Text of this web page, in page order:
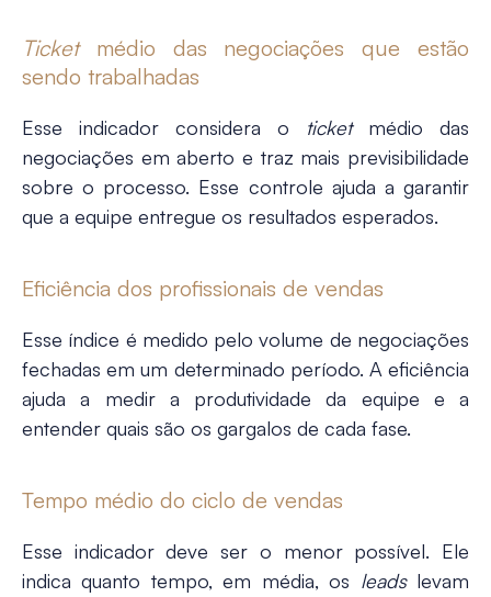
Ticket médio das negociações que estão
sendo trabalhadas
Esse indicador considera o ticket médio das
negociações em aberto e traz mais previsibilidade
sobre o processo. Esse controle ajuda a garantir
que a equipe entregue os resultados esperados.
Eficiência dos profissionais de vendas
Esse índice é medido pelo volume de negociações
fechadas em um determinado período. A eficiência
ajuda a medir a produtividade da equipe e a
entender quais são os gargalos de cada fase.
Tempo médio do ciclo de vendas
Esse indicador deve ser o menor possível. Ele
indica quanto tempo, em média, os leads levam